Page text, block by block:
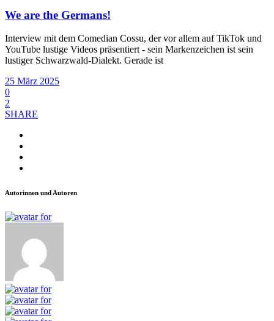
We are the Germans!
Interview mit dem Comedian Cossu, der vor allem auf TikTok und
YouTube lustige Videos präsentiert - sein Markenzeichen ist sein
lustiger Schwarzwald-Dialekt. Gerade ist
25 März 2025
0
2
SHARE
Autorinnen und Autoren